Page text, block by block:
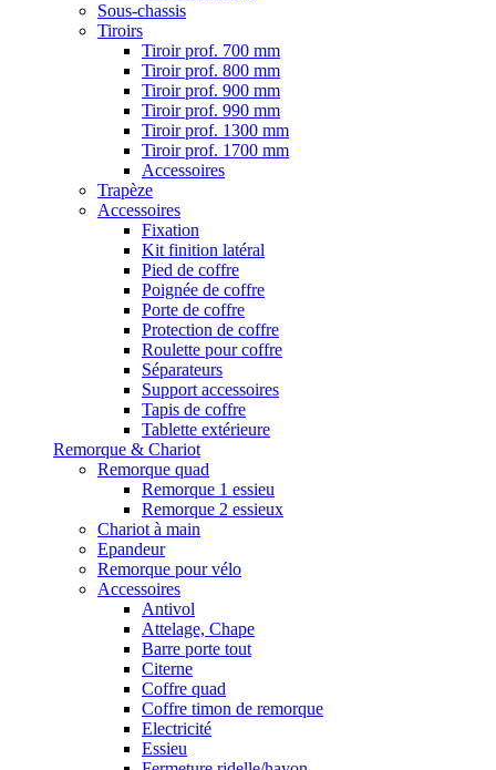
Sous-chassis
Tiroirs
Tiroir prof. 700 mm
Tiroir prof. 800 mm
Tiroir prof. 900 mm
Tiroir prof. 990 mm
Tiroir prof. 1300 mm
Tiroir prof. 1700 mm
Accessoires
Trapèze
Accessoires
Fixation
Kit finition latéral
Pied de coffre
Poignée de coffre
Porte de coffre
Protection de coffre
Roulette pour coffre
Séparateurs
Support accessoires
Tapis de coffre
Tablette extérieure
Remorque & Chariot
Remorque quad
Remorque 1 essieu
Remorque 2 essieux
Chariot à main
Epandeur
Remorque pour vélo
Accessoires
Antivol
Attelage, Chape
Barre porte tout
Citerne
Coffre quad
Coffre timon de remorque
Electricité
Essieu